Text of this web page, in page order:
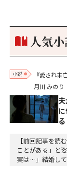
り。どうして勝
人気
小説 『愛され未
月川 みのり
【前回記事を読
ことがある」と
実は…」結婚し